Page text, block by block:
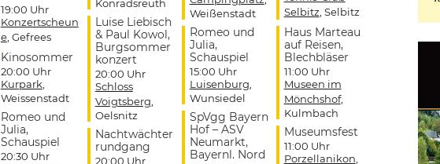
19:00 Uhr
Konzertscheun
e, Gefrees
Kinosommer
20:00 Uhr
Kurpark
Weissenstadt
Romeo und
Julia,
Schauspiel
20:30 Uhr
Konradsreuth
Luise Liebisch
& Paul Kowol,
Burgsommer
konzert
20:00 Uhr
Schloss
Voigtsberg
Oelsnitz
Nachtwächter
rundgang
20:00 Uhr
Weißenstadt
Romeo und
Julia,
Schauspiel
15:00 Uhr
Luisenburg
Wunsiedel
SpVgg Bayern
Hof – ASV
Neumarkt,
Bayernl. Nord
Selbitz , Selbitz
Haus Marteau
auf Reisen,
Blechbläser
11:00 Uhr
Museen im
Mönchshof,
Kulmbach
Museumsfest
11:00 Uhr
Porzellanikon